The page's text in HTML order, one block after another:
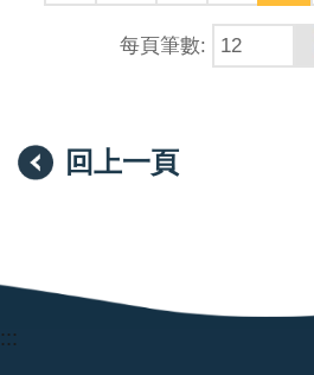
As the pre-eminent academic
sciences, and humanities and
comprising 30 faculty members,
levels. Research at IMB spans
interconnected areas of
每頁筆數:
回上一頁
:::